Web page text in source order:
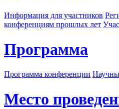
Информация для участников
конференциям прошлых лет
Программа
Программа конференции
Место